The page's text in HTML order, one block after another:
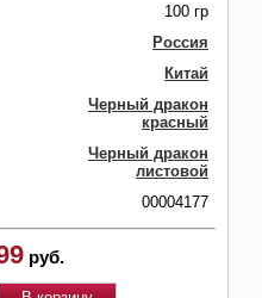
100 гр
Россия
Китай
Черный дракон
красный
Черный дракон
листовой
00004177
руб.